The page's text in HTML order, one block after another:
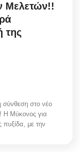
Μελετών!!
της
στο νέο
Η Μύκονος για
πυξίδα, με την